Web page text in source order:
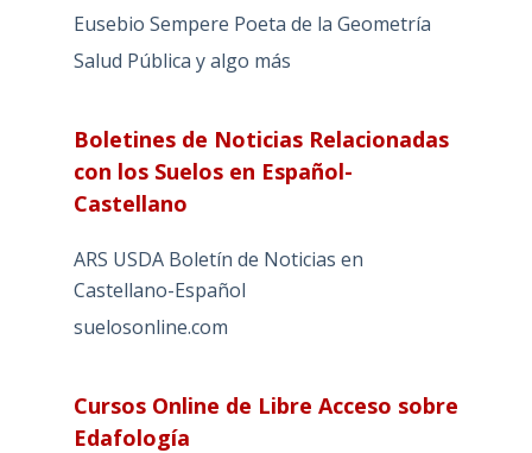
Eusebio Sempere Poeta de la Geometría
Salud Pública y algo más
Boletines de Noticias Relacionadas
con los Suelos en Español-
Castellano
ARS USDA Boletín de Noticias en
Castellano-Español
suelosonline.com
Cursos Online de Libre Acceso sobre
Edafología